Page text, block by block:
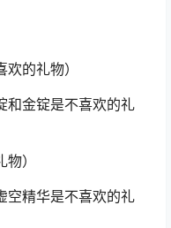
的礼物）
和金锭是不喜欢的礼
）
空精华是不喜欢的礼